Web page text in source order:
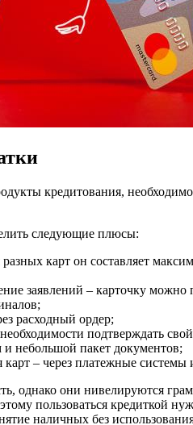
кредитования,
следующие плюсы:
карт он составляет
заявлений – карточку можно
расходный ордер;
подтверждать
небольшой пакет документов;
– через платежные системы
однако они нивелируются
пользоваться кредиткой
наличных без